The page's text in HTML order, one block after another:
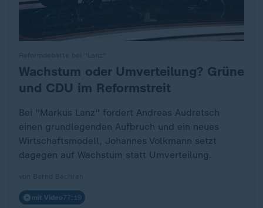
:
Wachstum oder Umverteilung? Grüne
und CDU im Reformstreit
Bei "Markus Lanz" fordert Andreas Audretsch
einen grundlegenden Aufbruch und ein neues
Wirtschaftsmodell, Johannes Volkmann setzt
dagegen auf Wachstum statt Umverteilung.
mit Video77:19